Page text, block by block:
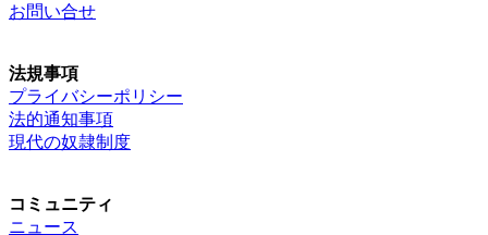
お問い合せ
法規事項
プライバシーポリシー
法的通知事項
現代の奴隷制度
コミュニティ
ニュース